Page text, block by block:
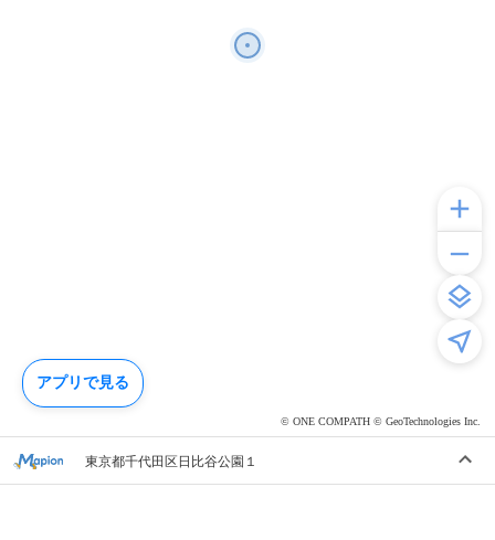
© ONE COMPATH © GeoTechnologies Inc.
東京都千代田区日比谷公園１
アプリで見る